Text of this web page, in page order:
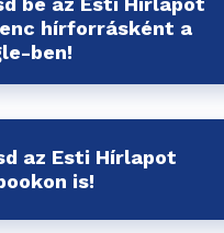
hírforrásként a
ben!
az Esti Hírlapot
is!